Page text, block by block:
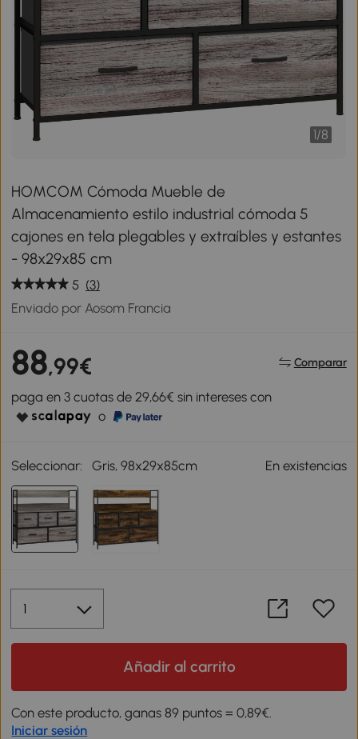
1/8
HOMCOM Cómoda Mueble de
Almacenamiento estilo industrial cómoda 5
cajones en tela plegables y extraíbles y estantes
- 98x29x85 cm
5 (3)
Enviado por Aosom Francia
88,99€ Comparar
paga en 3 cuotas de 29,66€ sin intereses con
o
Seleccionar: Gris, 98x29x85cm En existencias
Añadir al carrito
Con este producto, ganas 89 puntos = 0,89€.
Iniciar sesión